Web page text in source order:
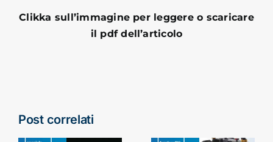
Clikka sull’immagine per leggere o scaricare
il pdf dell’articolo
Post correlati